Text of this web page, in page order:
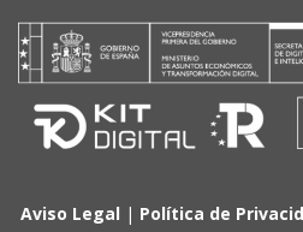
Aviso Legal | Política de